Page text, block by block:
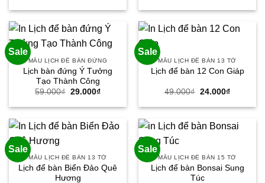
là:
tại
29.000₫.
là:
tại
29.000₫.
Sale
MẪU LỊCH ĐỂ BÀN ĐỨNG
Lịch bàn đứng Ý Tưởng
Tạo Thành Công
59.000₫ Giá
là:
29.000₫Giá
tại
29.000₫.
Sale
MẪU LỊCH ĐỂ BÀN 13 TỜ
Lịch để bàn 12 Con Giáp
49.000₫ Giá
là:
24.000₫Giá
tại
24.000₫.
Sale
MẪU LỊCH ĐỂ BÀN 13 TỜ
Lịch để bàn Biển Đảo Quê
Hương
Sale
MẪU LỊCH ĐỂ BÀN 15 TỜ
Lịch để bàn Bonsai Sung
Túc